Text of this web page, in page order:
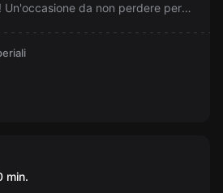
Un'occasione da non perdere per
Online
min.